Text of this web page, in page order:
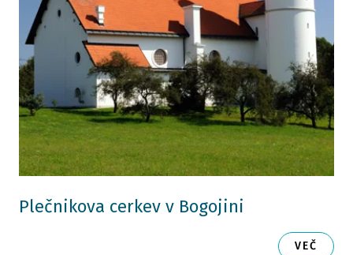
Plečnikova cerkev v Bogojini
VEČ